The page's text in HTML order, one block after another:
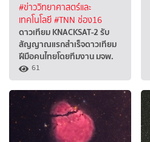
#ข่าววิทยาศาสตร์และ
เทคโนโลยี#TNN ช่อง16
ดาวเทียม KNACKSAT-2 รับ
สัญญาณแรกสำเร็จดาวเทียม
ฝีมือคนไทยโดยทีมงาน มจพ.
61